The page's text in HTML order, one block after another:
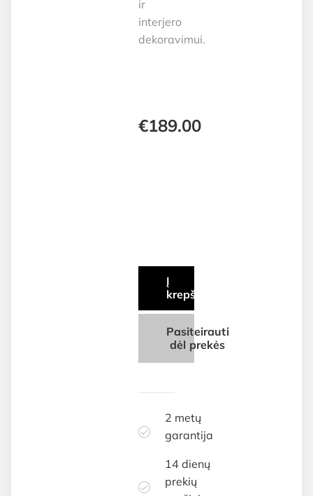
ir
interjero
dekoravimui.
€189.00
Į
krepšelį
Pasiteirauti
dėl prekės
2 metų
garantija
14 dienų
prekių